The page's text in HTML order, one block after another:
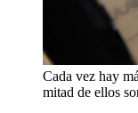
Cada vez hay
mitad de ellos